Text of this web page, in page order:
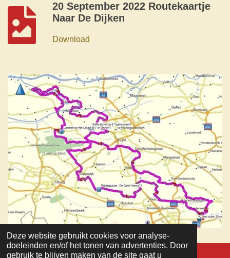
Deze website gebruikt cookies voor analyse-
doeleinden en/of het tonen van advertenties. Door
gebruik te blijven maken van de site gaat u
20 September 2022 Routekaartje
Naar De Dijken
Download
TOP